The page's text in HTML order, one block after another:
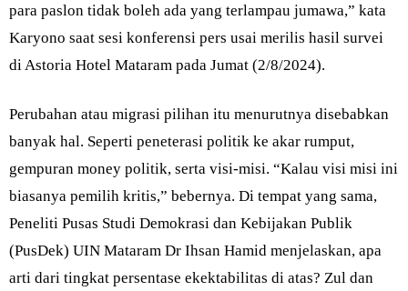
para paslon tidak boleh ada yang terlampau jumawa,” kata
Karyono saat sesi konferensi pers usai merilis hasil survei
di Astoria Hotel Mataram pada Jumat (2/8/2024).
Perubahan atau migrasi pilihan itu menurutnya disebabkan
banyak hal. Seperti peneterasi politik ke akar rumput,
gempuran money politik, serta visi-misi. “Kalau visi misi ini
biasanya pemilih kritis,” bebernya. Di tempat yang sama,
Peneliti Pusas Studi Demokrasi dan Kebijakan Publik
(PusDek) UIN Mataram Dr Ihsan Hamid menjelaskan, apa
arti dari tingkat persentase ekektabilitas di atas? Zul dan